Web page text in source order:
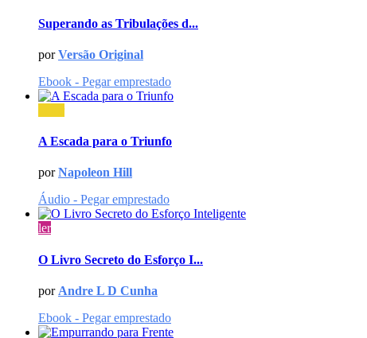
Superando as Tribulações d...
porVersão Original
Ebook - Pegar emprestado
A Escada para o Triunfo
porNapoleon Hill
Áudio - Pegar emprestado
ler
O Livro Secreto do Esforço I...
por Andre L D Cunha
Ebook - Pegar emprestado